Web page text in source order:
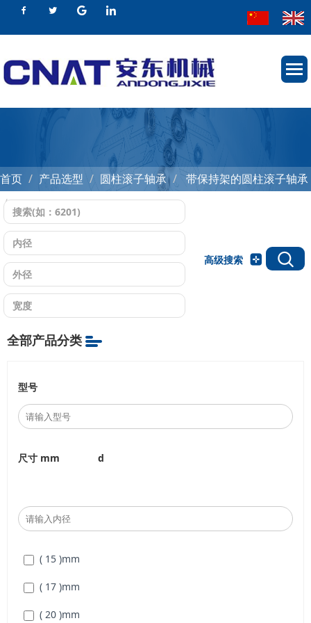
首页 产品选型 圆柱滚子轴承
带保持架的圆柱滚子轴承
d 15-35mm
高级搜索
全部产品分类
型号
尺寸 mm d
( 15 )mm
( 17 )mm
( 20 )mm